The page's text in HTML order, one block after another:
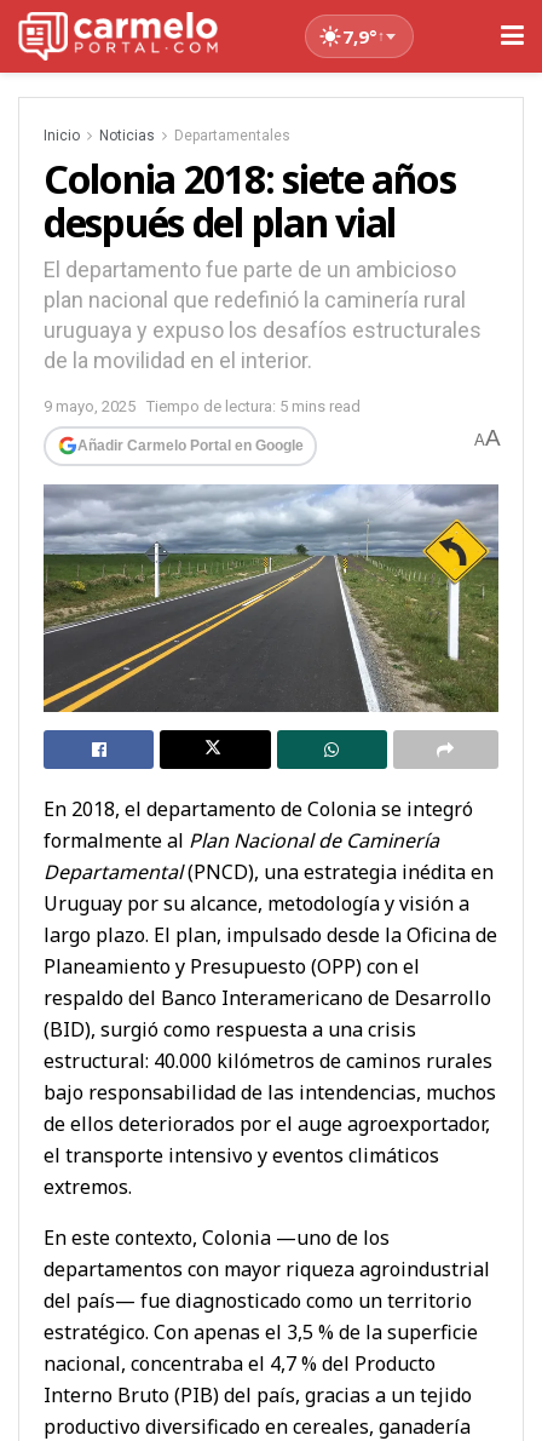
7,9°↑
Inicio Noticias Departamentales
Colonia 2018: siete años
después del plan vial
El departamento fue parte de un ambicioso
plan nacional que redefinió la caminería rural
uruguaya y expuso los desafíos estructurales
de la movilidad en el interior.
9 mayo, 2025 Tiempo de lectura: 5 mins read
Añadir Carmelo Portal en Google AA
En 2018, el departamento de Colonia se integró
formalmente al Plan Nacional de Caminería
Departamental(PNCD), una estrategia inédita en
Uruguay por su alcance, metodología y visión a
largo plazo. El plan, impulsado desde la Oficina de
Planeamiento y Presupuesto (OPP) con el
respaldo del Banco Interamericano de Desarrollo
(BID), surgió como respuesta a una crisis
estructural: 40.000 kilómetros de caminos rurales
bajo responsabilidad de las intendencias, muchos
de ellos deteriorados por el auge agroexportador,
el transporte intensivo y eventos climáticos
extremos.
En este contexto, Colonia —uno de los
departamentos con mayor riqueza agroindustrial
del país— fue diagnosticado como un territorio
estratégico. Con apenas el 3,5 % de la superficie
nacional, concentraba el 4,7 % del Producto
Interno Bruto (PIB) del país, gracias a un tejido
productivo diversificado en cereales, ganadería